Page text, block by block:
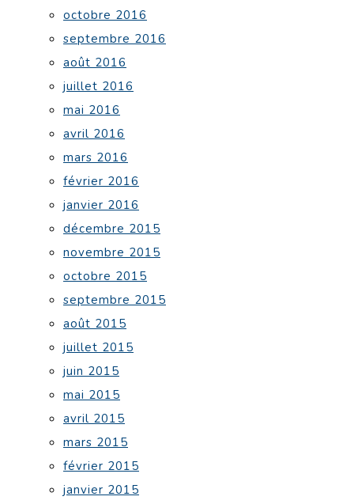
octobre 2016
septembre 2016
août 2016
juillet 2016
mai 2016
avril 2016
mars 2016
février 2016
janvier 2016
décembre 2015
novembre 2015
octobre 2015
septembre 2015
août 2015
juillet 2015
juin 2015
mai 2015
avril 2015
mars 2015
février 2015
janvier 2015